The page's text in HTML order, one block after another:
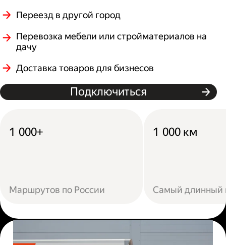
Переезд в другой город
Перевозка мебели или стройматериалов на
дачу
Доставка товаров для бизнесов
Подключиться
1 000+
Маршрутов по России
1 000 км
Самый длинный